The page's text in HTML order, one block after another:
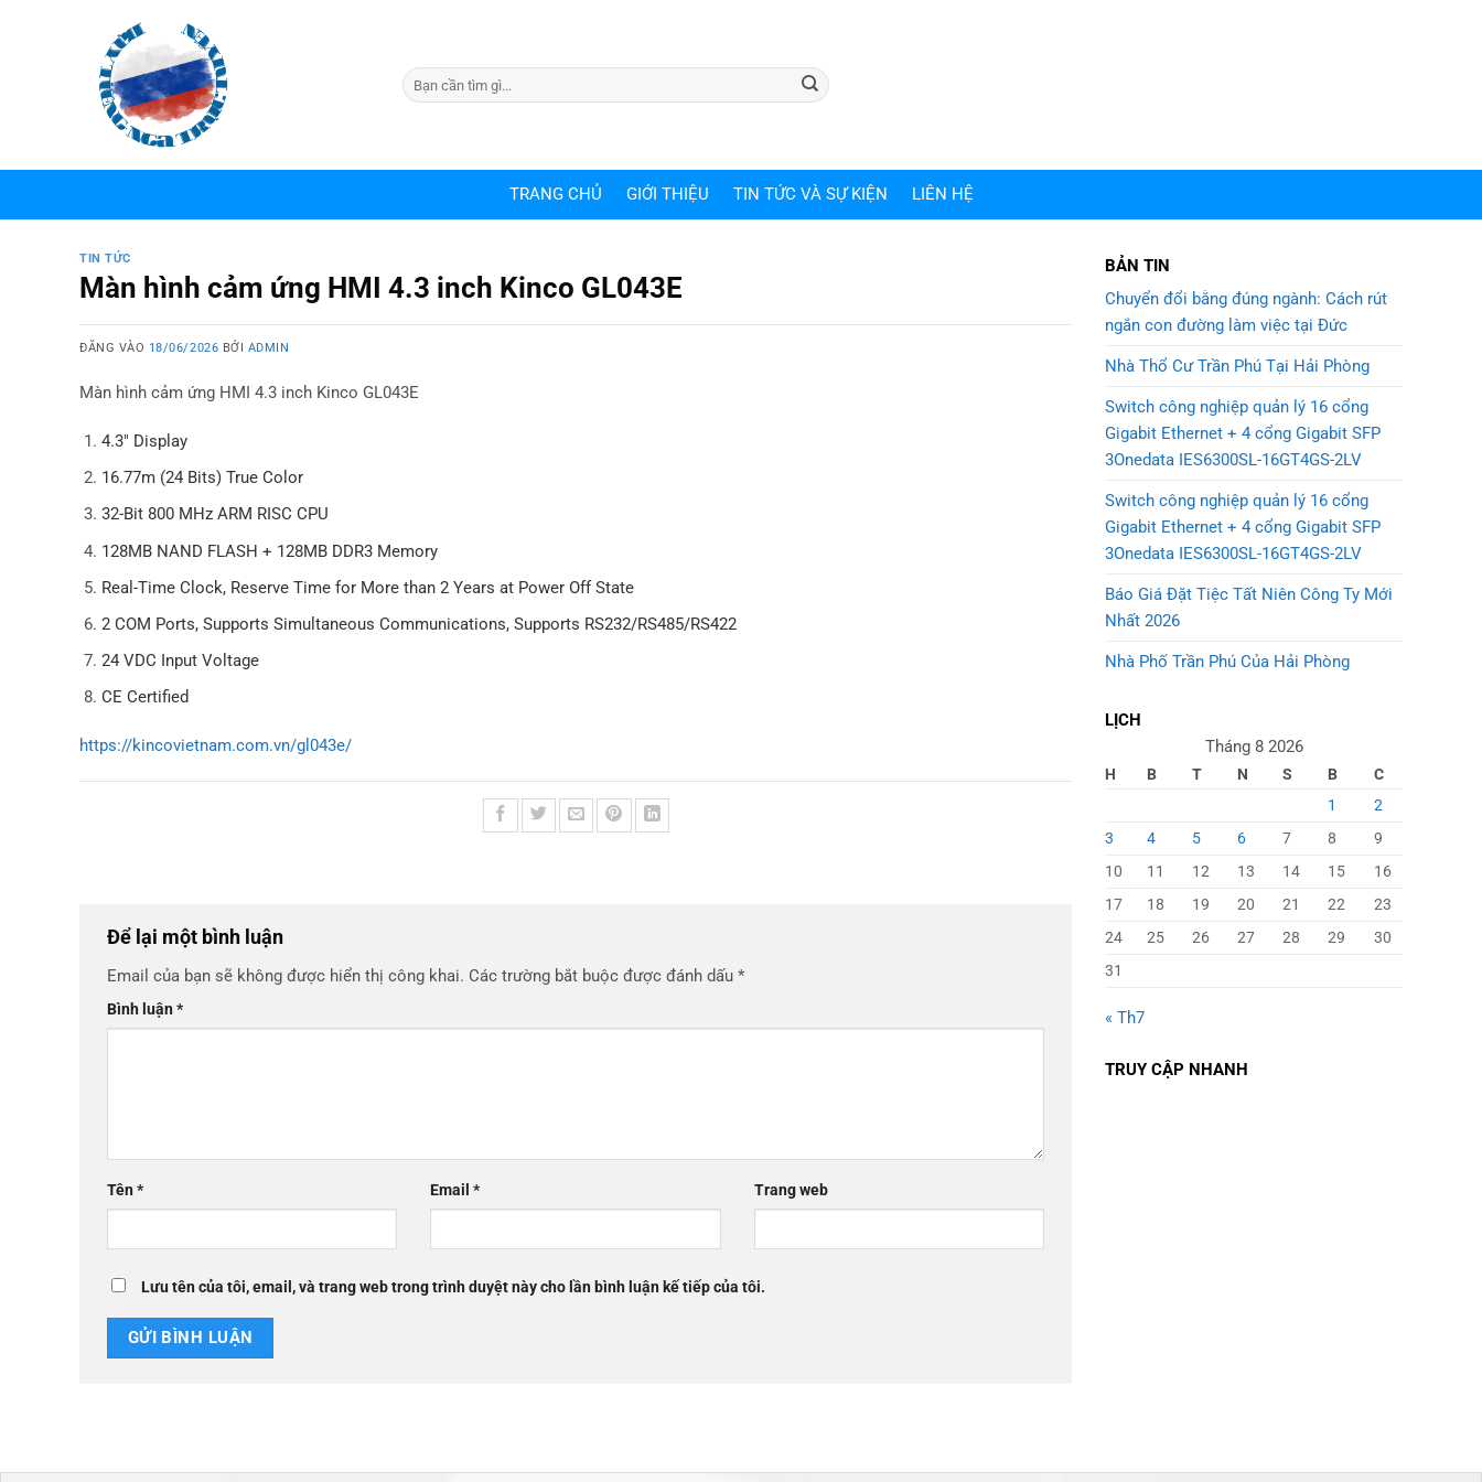
TRANG CHỦ GIỚI THIỆU TIN TỨC VÀ SỰ KIỆN LIÊN HỆ
TIN TỨC
Màn hình cảm ứng HMI 4.3 inch Kinco GL043E
ĐĂNG VÀO 18/06/2026 BỞI ADMIN
Màn hình cảm ứng HMI 4.3 inch Kinco GL043E
4.3″ Display
16.77m (24 Bits) True Color
32-Bit 800 MHz ARM RISC CPU
128MB NAND FLASH + 128MB DDR3 Memory
Real-Time Clock, Reserve Time for More than 2 Years at Power Off State
2 COM Ports, Supports Simultaneous Communications, Supports RS232/RS485/RS422
24 VDC Input Voltage
CE Certified
https://kincovietnam.com.vn/gl043e/
Để lại một bình luận
Email của bạn sẽ không được hiển thị công khai. Các trường bắt buộc được đánh dấu *
Bình luận*
Tên* Email* Trang web
Lưu tên của tôi, email, và trang web trong trình duyệt này cho lần bình luận kế tiếp của tôi.
BẢN TIN
Chuyển đổi bằng đúng ngành: Cách rút
ngắn con đường làm việc tại Đức
Nhà Thổ Cư Trần Phú Tại Hải Phòng
Switch công nghiệp quản lý 16 cổng
Gigabit Ethernet + 4 cổng Gigabit SFP
3Onedata IES6300SL-16GT4GS-2LV
Switch công nghiệp quản lý 16 cổng
Gigabit Ethernet + 4 cổng Gigabit SFP
3Onedata IES6300SL-16GT4GS-2LV
Báo Giá Đặt Tiệc Tất Niên Công Ty Mới
Nhất 2026
Nhà Phố Trần Phú Của Hải Phòng
LỊCH
Tháng 8 2026
H B T N S B
C
1
2
3
4 5 6 7 8
9
10
11 12 13 14 15
16
17
18 19 20 21 22
23
24
25 26 27 28 29
30
31
« Th7
TRUY CẬP NHANH